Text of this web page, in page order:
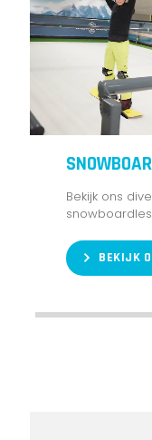
Bekijk ons
BEKIJK